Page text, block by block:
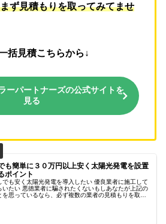
ず見積もりを取ってみてませ
括見積こちらから↓
ーパートナーズの公式サイトを
見る
も簡単に３０万円以上安く太陽光発電を設置
ポイント
でも安く太陽光発電を導入したい 優良業者に施工して
いたい 悪徳業者に騙されたくないもしあなたが上記の
を思っているなら、必ず複数の業者の見積もりを取っ